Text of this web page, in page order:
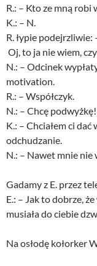
R.: – Kto ze mną robi
K.: – N.
R. łypie podejrzliwie:
Oj, to ja nie wiem,
N.: – Odcinek
motivation.
R.: – Współczyk.
N.: – Chcę podwyżkę!
K.: – Chciałem ci
odchudzanie.
N.: – Nawet mnie nie
Gadamy z E. przez
E.: – Jak to dobrze,
musiała do ciebie
Na osłodę kołorker